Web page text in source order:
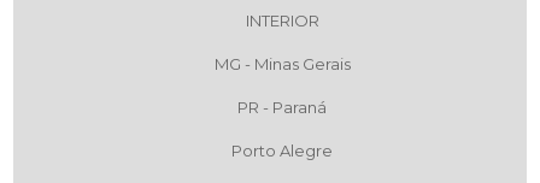
INTERIOR
MG - Minas Gerais
PR - Paraná
Porto Alegre